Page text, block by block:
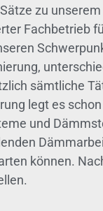
zu
Fachbetrieb
sämtliche
legt es
und
können.